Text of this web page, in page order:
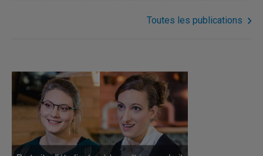
Toutes les publications